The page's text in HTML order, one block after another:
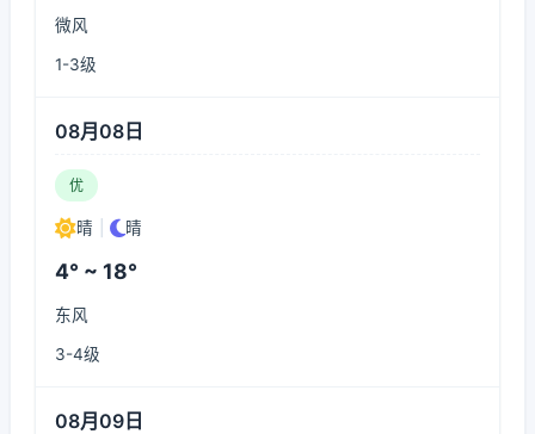
微风
1-3级
08月08日
优
晴 晴
4° ~ 18°
东风
3-4级
08月09日